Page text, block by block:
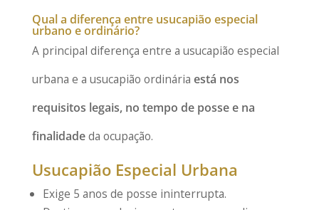
Qual a diferença entre usucapião especial
urbano e ordinário?
A principal diferença entre a usucapião especial
urbana e a usucapião ordinária está nos
requisitos legais, no tempo de posse e na
finalidadeda ocupação.
Usucapião Especial Urbana
Exige 5 anos de posse ininterrupta.